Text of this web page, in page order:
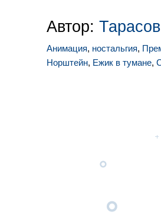
Автор:
Анимация, ностальгия,
Норштейн, Ежик в тумане,